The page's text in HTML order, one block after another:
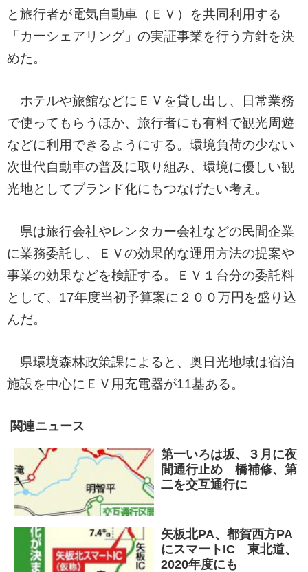
と旅行者が電気自動車（ＥＶ）を共同利用する
「カーシェアリング」の実証事業を行う方針を決
めた。
ホテルや旅館などにＥＶを貸し出し、日常業務
で使ってもらうほか、旅行者にも有料で観光周遊
などに利用できるようにする。環境負荷の少ない
次世代自動車の普及に取り組み、環境に優しい観
光地としてブランド化にもつなげたい考え。
県は旅行会社やレンタカー会社などの民間企業
に業務委託し、ＥＶの効果的な運用方法の提案や
事業の効果などを検証する。ＥＶ１台分の委託料
として、17年度当初予算案に２００万円を盛り込
んだ。
県環境森林政策課によると、奥日光地域は宿泊
施設を中心にＥＶ用充電器が11基ある。
関連ニュース
第一いろは坂、３月に夜
間通行止め 橋補修、第
二を交互通行に
矢板北PA、都賀西方PA
にスマートIC 東北道、
2020年度にも